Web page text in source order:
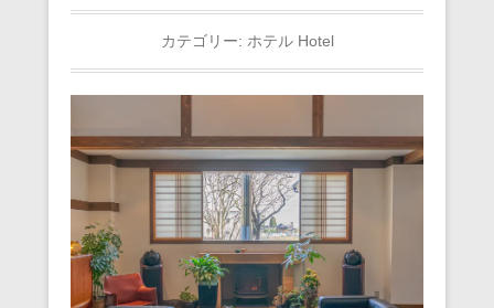
カテゴリー: ホテル Hotel